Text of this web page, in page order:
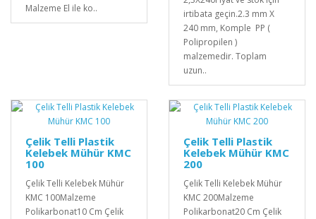
Malzeme El ile ko..
irtibata geçin.2.3 mm X
240 mm, Komple PP (
Polipropilen )
malzemedir. Toplam
uzun..
Çelik Telli Plastik
Kelebek Mühür KMC
100
Çelik Telli Kelebek Mühür
KMC 100Malzeme
Polikarbonat10 Cm Çelik
Çelik Telli Plastik
Kelebek Mühür KMC
200
Çelik Telli Kelebek Mühür
KMC 200Malzeme
Polikarbonat20 Cm Çelik